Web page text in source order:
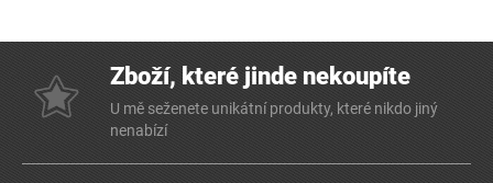
Zboží, které jinde nekoupíte
U mě seženete unikátní produkty, které nikdo jiný
nenabízí